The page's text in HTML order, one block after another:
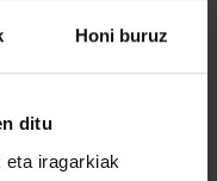
Honi buruz
ditu
eta iragarkiak